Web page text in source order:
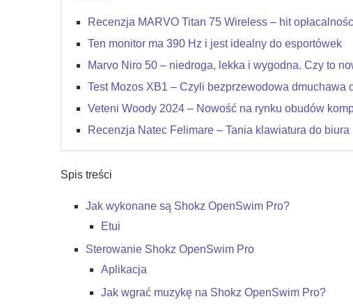
Recenzja MARVO Titan 75 Wireless – hit
Ten monitor ma 390 Hz i jest idealny do esportówek
Marvo Niro 50 – niedroga, lekka i wygodna. Czy to
Test Mozos XB1 – Czyli bezprzewodowa dmuchawa
Veteni Woody 2024 – Nowość na rynku obudów
Recenzja Natec Felimare – Tania klawiatura do biura
Spis treści
Jak wykonane są Shokz OpenSwim Pro?
Etui
Sterowanie Shokz OpenSwim Pro
Aplikacja
Jak wgrać muzykę na Shokz OpenSwim Pro?